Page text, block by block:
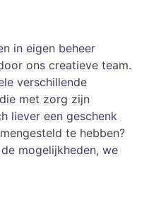
in eigen beheer
ons creatieve team.
verschillende
met zorg zijn
liever een geschenk
te hebben?
mogelijkheden, we